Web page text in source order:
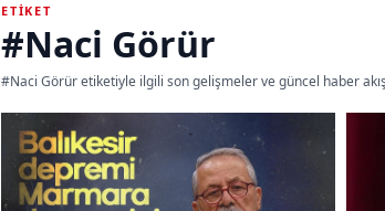
ETIKET
#Naci Görür
#Naci Görür etiketiyle ilgili son gelişmeler ve güncel haber